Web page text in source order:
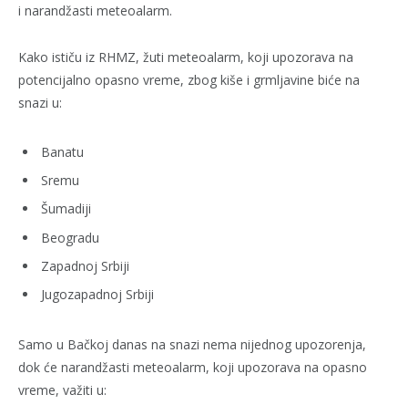
i narandžasti meteoalarm.
Kako ističu iz RHMZ, žuti meteoalarm, koji upozorava na
potencijalno opasno vreme, zbog kiše i grmljavine biće na
snazi u:
Banatu
Sremu
Šumadiji
Beogradu
Zapadnoj Srbiji
Jugozapadnoj Srbiji
Samo u Bačkoj danas na snazi nema nijednog upozorenja,
dok će narandžasti meteoalarm, koji upozorava na opasno
vreme, važiti u: